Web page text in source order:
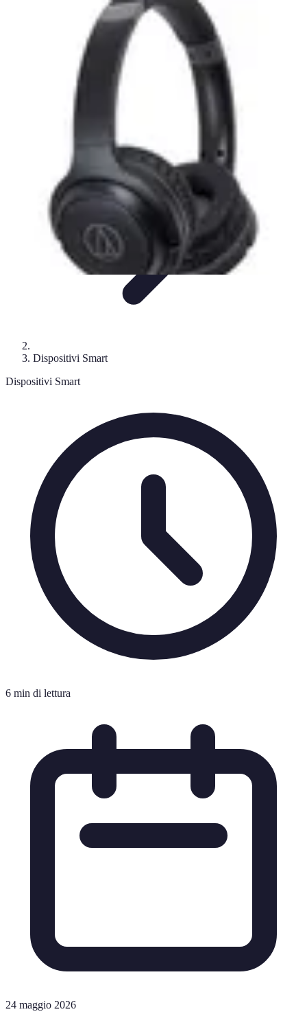
Salute e BenessereWearableStreaming e
Tecnologia Utilitaria
Dispositivi Smart
Dispositivi Smart
6 min di lettura
24 maggio 2026